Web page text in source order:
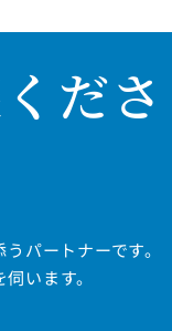
ださ
パートナーです。
います。